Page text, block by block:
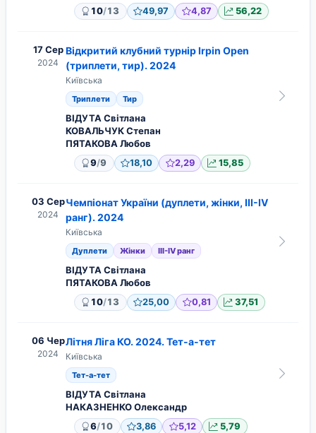
10/13 49,97 4,87 56,22
17 Сер
2024
Відкритий клубний турнір Irpin Open
(триплети, тир). 2024
Київська
Триплети Тир
ВІДУТА Світлана
КОВАЛЬЧУК Степан
ПЯТАКОВА Любов
9/9 18,10 2,29 15,85
03 Сер
2024
Чемпіонат України (дуплети, жінки, ІІІ-IV
ранг). 2024
Київська
Дуплети Жінки ІІІ-IV ранг
ВІДУТА Світлана
ПЯТАКОВА Любов
10/13 25,00 0,81 37,51
06 Чер
2024
Літня Ліга КО. 2024. Тет-а-тет
Київська
Тет-а-тет
ВІДУТА Світлана
НАКАЗНЕНКО Олександр
6/10 3,86 5,12 5,79